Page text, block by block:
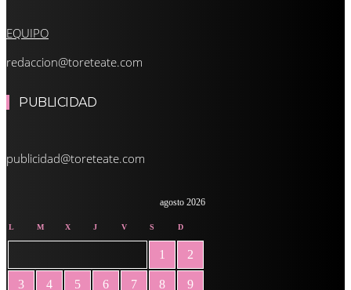
EQUIPO
redaccion@toreteate.com
PUBLICIDAD
publicidad@toreteate.com
agosto 2026
L M X J V S D
1 2
3 4 5 6 7 8 9